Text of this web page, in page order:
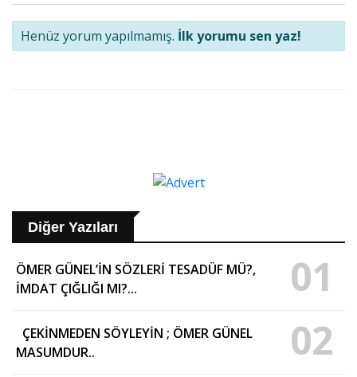
Henüz yorum yapılmamış. İlk yorumu sen yaz!
Diğer Yazıları
ÖMER GÜNEL’İN SÖZLERİ TESADÜF MÜ?,
İMDAT ÇIĞLIĞI MI?...
01
ÇEKİNMEDEN SÖYLEYİN ; ÖMER GÜNEL
MASUMDUR..
02